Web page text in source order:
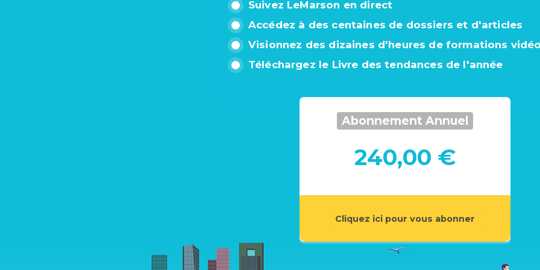
Suivez LeMarson en direct
Accédez à des centaines de dossiers et d'articles
Visionnez des dizaines d'heures de formations
Téléchargez le Livre des tendances de l'année
Abonnement Annuel
240,00 €
Cliquez ici pour vous abonner